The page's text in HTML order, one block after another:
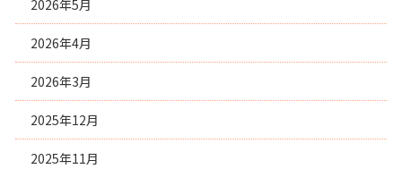
2026年5月
2026年4月
2026年3月
2025年12月
2025年11月